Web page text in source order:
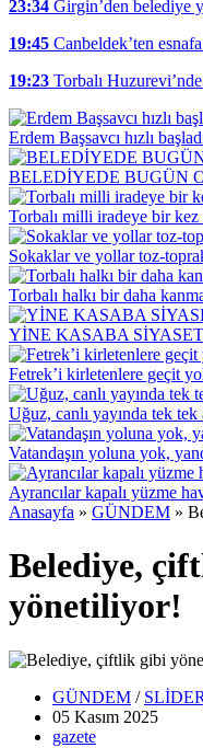
23:34 Girgin’den belediye
19:45 Canbeldek’ten
19:23 Torbalı
Erdem Başsavcı hızlı
BELEDİYEDE BUGÜN
Torbalı milli iradeye bir kez
Sokaklar ve yollar toz-
Torbalı halkı bir daha
YİNE KASABA
Fetrek’i kirletenlere geçit
Uğuz, canlı yayında tek tek
Vatandaşın yoluna yok,
Ayrancılar kapalı yüzme
Anasayfa » GÜNDEM »
Belediye,
yönetiliyor!
GÜNDEM / SLİDER
05 Kasım 2025
gazete